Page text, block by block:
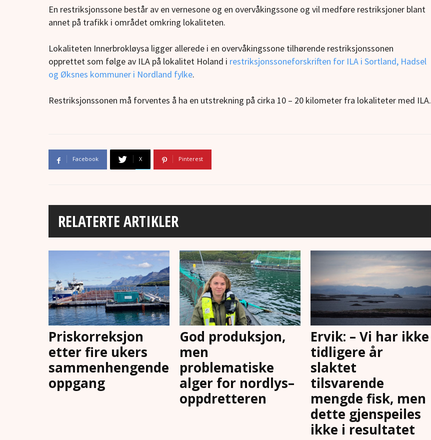
En restriksjonssone består av en vernesone og en overvåkingssone og vil medføre restriksjoner blant
annet på trafikk i området omkring lokaliteten.
Lokaliteten Innerbrokløysa ligger allerede i en overvåkingssone tilhørende restriksjonssonen
opprettet som følge av ILA på lokalitet Holand i restriksjonssoneforskriften for ILA i Sortland, Hadsel
og Øksnes kommuner i Nordland fylke.
Restriksjonssonen må forventes å ha en utstrekning på cirka 10 – 20 kilometer fra lokaliteter med ILA.
Facebook X Pinterest
RELATERTE ARTIKLER
Priskorreksjon
etter fire ukers
sammenhengende
oppgang
God produksjon,
men
problematiske
alger for nordlys–
oppdretteren
Ervik: – Vi har ikke
tidligere år
slaktet
tilsvarende
mengde fisk, men
dette gjenspeiles
ikke i resultatet